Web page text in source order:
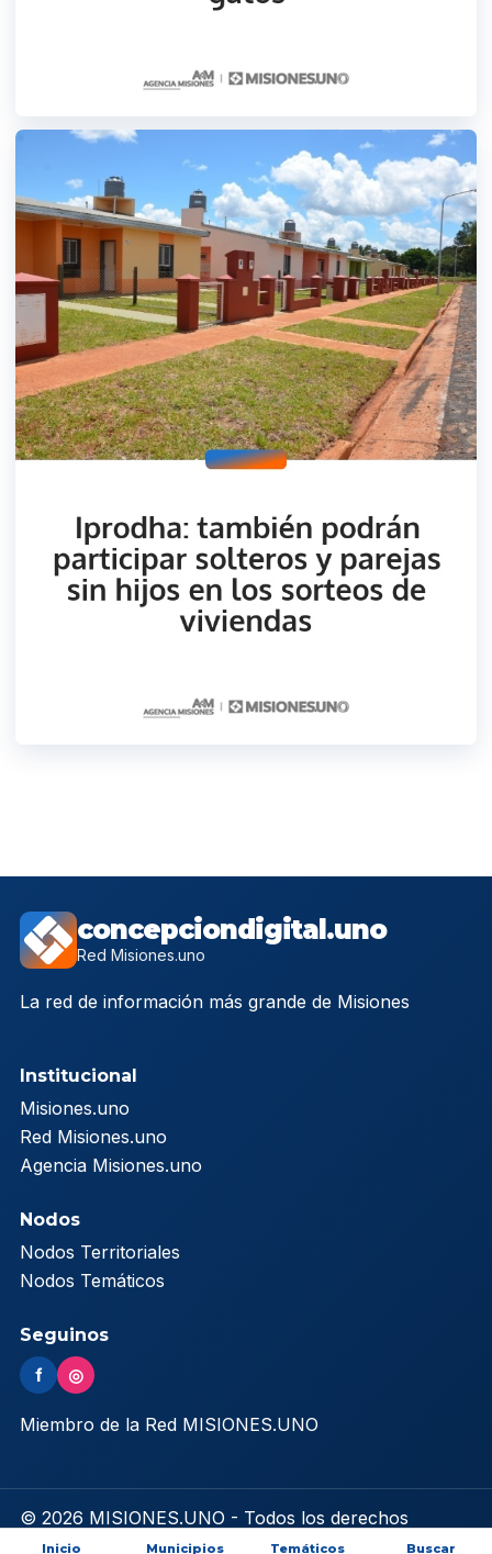
concepciondigital.uno
Red Misiones.uno
La red de información más grande de Misiones
Institucional
Misiones.uno
Red Misiones.uno
Agencia Misiones.uno
Nodos
Nodos Territoriales
Nodos Temáticos
Seguinos
f ◎
Miembro de la Red MISIONES.UNO
© 2026 MISIONES.UNO - Todos los derechos
reservados
Inicio Municipios Temáticos Buscar